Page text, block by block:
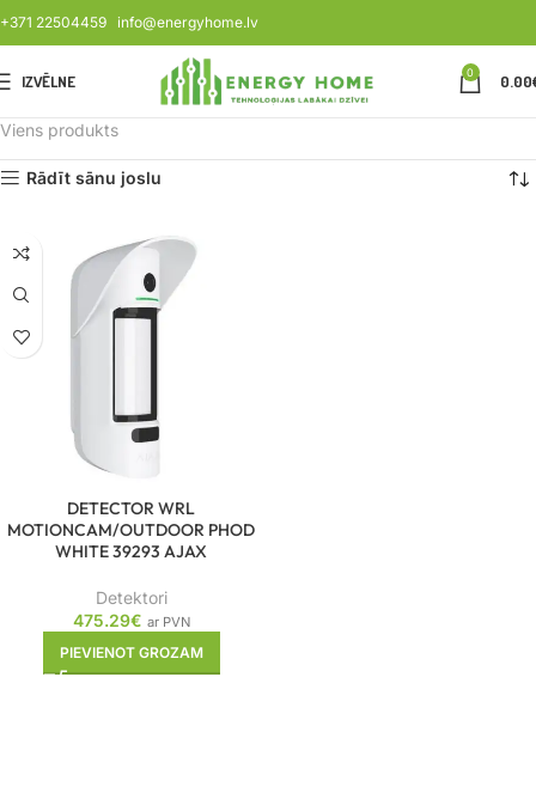
+371 22504459 info@energyhome.lv
IZVĒLNE 0 0.00
Viens produkts
Rādīt sānu joslu
DETECTOR WRL
MOTIONCAM/OUTDOOR PHOD
WHITE 39293 AJAX
Detektori
475.29€ ar PVN
PIEVIENOT GROZAM